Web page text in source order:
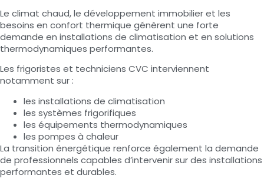
Le climat chaud, le développement immobilier et les
besoins en confort thermique génèrent une forte
demande en installations de climatisation et en solutions
thermodynamiques performantes.
Les frigoristes et techniciens CVC interviennent
notamment sur :
les installations de climatisation
les systèmes frigorifiques
les équipements thermodynamiques
les pompes à chaleur
La transition énergétique renforce également la demande
de professionnels capables d’intervenir sur des installations
performantes et durables.